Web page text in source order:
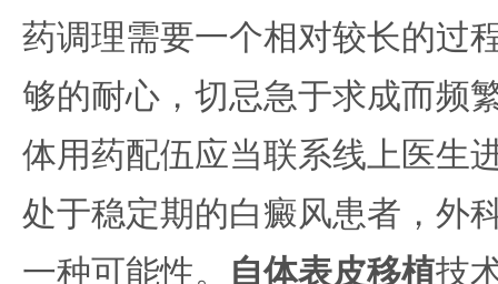
药调理需要一个相对较长的过
够的耐心，切忌急于求成而频
体用药配伍应当联系线上医生
处于稳定期的白癜风患者，外
一种可能性。
自体表皮移植技